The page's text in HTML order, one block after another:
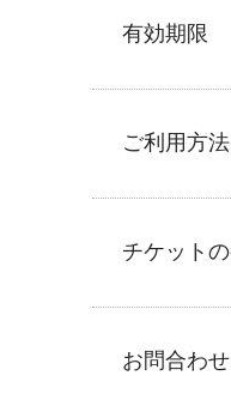
有効期限
ご利用方法
チケット
お問合わせ